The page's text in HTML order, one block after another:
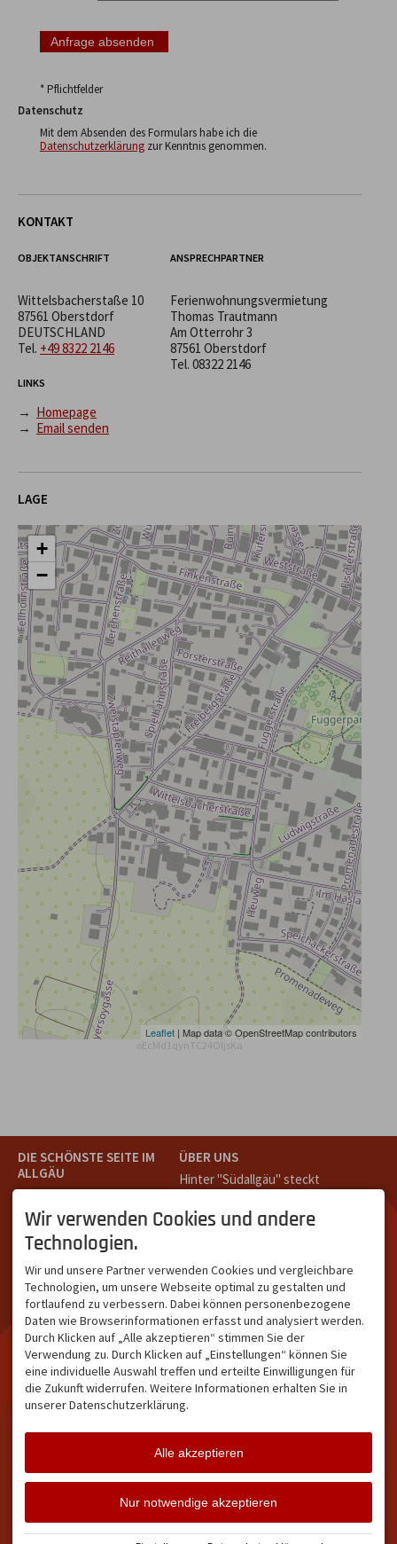
* Pflichtfelder
Datenschutz
Mit dem Absenden des Formulars habe ich die
Datenschutzerklärung zur Kenntnis genommen.
KONTAKT
OBJEKTANSCHRIFT
Wittelsbacherstaße 10
87561 Oberstdorf
DEUTSCHLAND
Tel. +49 8322 2146
ANSPRECHPARTNER
Ferienwohnungsvermietung
Thomas Trautmann
Am Otterrohr 3
87561 Oberstdorf
Tel. 08322 2146
LINKS
→ Homepage
→ Email senden
LAGE
+
−
Leaflet | Map data © OpenStreetMap contributors
oEcMd1qynTC24OIjsKa
DIE SCHÖNSTE SEITE IM
ALLGÄU
Teil des Oberallgäus. Es
verbindet die Tourismus-
Destinationen Oberstdorf,
Kleinwalsertal und beliebte
Urlaubsziele wie die
Hörnerdörfer, Alpsee-
Grünten, Oberstaufen oder
Wertach im Allgäu.
ÜBER UNS
Hinter "Südallgäu" steckt
Oberstdorf.
Unser Ziel ist ein attraktives
Leistungsträger im
südlichen Oberallgäu eine
starke Plattform bietet.
NETZWERK & REICHWEITE
ca. 36.700 Abos bei
Instagram
Facebook Instagram Twitter
Wir verwenden Cookies und andere
Technologien.
Wir und unsere Partner verwenden Cookies und vergleichbare
Technologien, um unsere Webseite optimal zu gestalten und
fortlaufend zu verbessern. Dabei können personenbezogene
Daten wie Browserinformationen erfasst und analysiert werden.
Durch Klicken auf „Alle akzeptieren“ stimmen Sie der
Verwendung zu. Durch Klicken auf „Einstellungen“ können Sie
eine individuelle Auswahl treffen und erteilte Einwilligungen für
die Zukunft widerrufen. Weitere Informationen erhalten Sie in
unserer Datenschutzerklärung.
Alle akzeptieren
Nur notwendige akzeptieren